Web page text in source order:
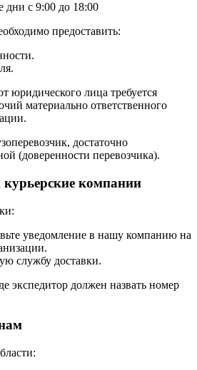
дни с 9:00 до 18:00
предоставить:
юридического лица требуется
материально ответственного
достаточно
(доверенности перевозчика).
компании
уведомление в нашу компанию на
службу доставки.
экспедитор должен назвать номер